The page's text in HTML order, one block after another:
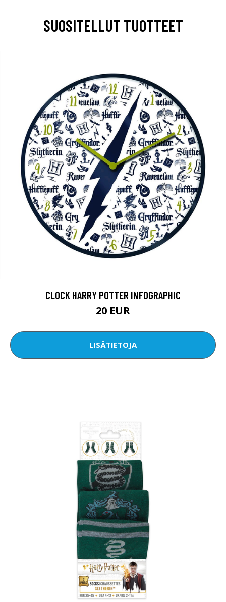
SUOSITELLUT TUOTTEET
CLOCK HARRY POTTER INFOGRAPHIC
20 EUR
LISÄTIETOJA